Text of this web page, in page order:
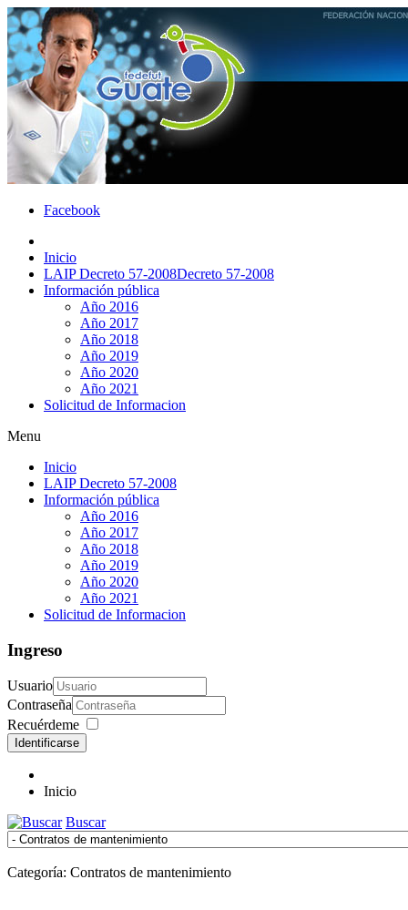
Facebook
Inicio
LAIP Decreto 57-2008Decreto 57-2008
Información pública
Año 2016
Año 2017
Año 2018
Año 2019
Año 2020
Año 2021
Solicitud de Informacion
Menu
Inicio
LAIP Decreto 57-2008
Información pública
Año 2016
Año 2017
Año 2018
Año 2019
Año 2020
Año 2021
Solicitud de Informacion
Ingreso
Usuario
Contraseña
Recuérdeme
Identificarse
Inicio
Buscar
Categoría: Contratos de mantenimiento